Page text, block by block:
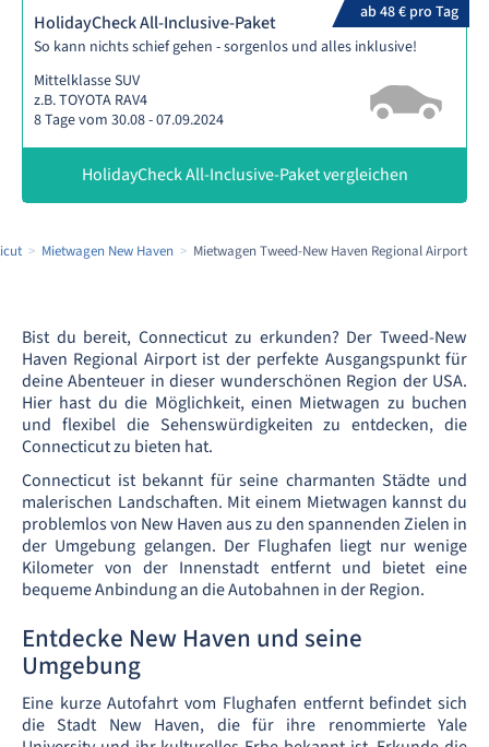
ab 48 € pro Tag
HolidayCheck All-Inclusive-Paket
So kann nichts schief gehen - sorgenlos und alles inklusive!
Mittelklasse SUV
z.B. TOYOTA RAV4
8 Tage vom 30.08 - 07.09.2024
HolidayCheck All-Inclusive-Paket vergleichen
Mietwagen New Haven Mietwagen Tweed-New Haven Regional Airport
Bist du bereit, Connecticut zu erkunden? Der Tweed-New
Haven Regional Airport ist der perfekte Ausgangspunkt für
deine Abenteuer in dieser wunderschönen Region der USA.
Hier hast du die Möglichkeit, einen Mietwagen zu buchen
und flexibel die Sehenswürdigkeiten zu entdecken, die
Connecticut zu bieten hat.
Connecticut ist bekannt für seine charmanten Städte und
malerischen Landschaften. Mit einem Mietwagen kannst du
problemlos von New Haven aus zu den spannenden Zielen in
der Umgebung gelangen. Der Flughafen liegt nur wenige
Kilometer von der Innenstadt entfernt und bietet eine
bequeme Anbindung an die Autobahnen in der Region.
Entdecke New Haven und seine
Umgebung
Eine kurze Autofahrt vom Flughafen entfernt befindet sich
die Stadt New Haven, die für ihre renommierte Yale